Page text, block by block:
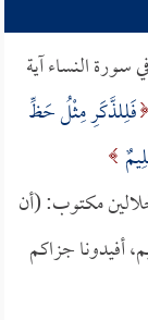
سورة النساء آية
فَلِلذَّكَرِ مِثْلُ حَظِّ
الجلالين مكتوب: (أن
أفيدونا جزاكم